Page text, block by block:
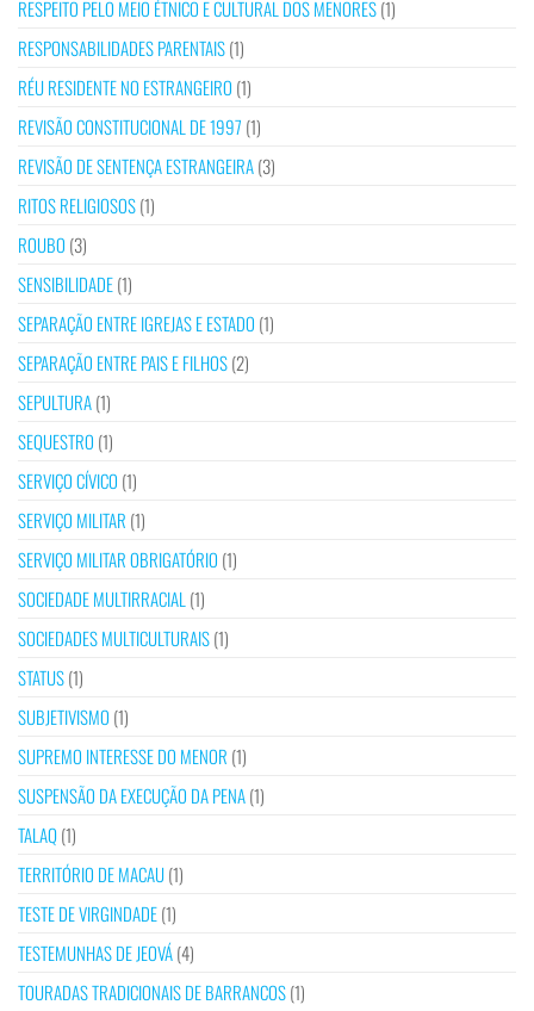
RESPEITO PELO MEIO ÉTNICO E CULTURAL DOS MENORES(1)
RESPONSABILIDADES PARENTAIS(1)
RÉU RESIDENTE NO ESTRANGEIRO (1)
REVISÃO CONSTITUCIONAL DE 1997 (1)
REVISÃO DE SENTENÇA ESTRANGEIRA(3)
RITOS RELIGIOSOS(1)
ROUBO (3)
SENSIBILIDADE(1)
SEPARAÇÃO ENTRE IGREJAS E ESTADO (1)
SEPARAÇÃO ENTRE PAIS E FILHOS(2)
SEPULTURA(1)
SEQUESTRO (1)
SERVIÇO CÍVICO (1)
SERVIÇO MILITAR (1)
SERVIÇO MILITAR OBRIGATÓRIO (1)
SOCIEDADE MULTIRRACIAL (1)
SOCIEDADES MULTICULTURAIS(1)
STATUS(1)
SUBJETIVISMO (1)
SUPREMO INTERESSE DO MENOR (1)
SUSPENSÃO DA EXECUÇÃO DA PENA(1)
TALAQ(1)
TERRITÓRIO DE MACAU(1)
TESTE DE VIRGINDADE(1)
TESTEMUNHAS DE JEOVÁ(4)
TOURADAS TRADICIONAIS DE BARRANCOS(1)